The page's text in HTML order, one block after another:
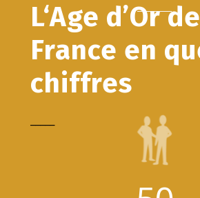
L‘Age d’Or de
France en
chiffres